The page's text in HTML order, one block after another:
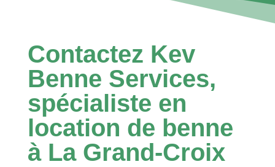
Contactez Kev
Benne Services,
spécialiste en
location de benne
à La Grand-Croix